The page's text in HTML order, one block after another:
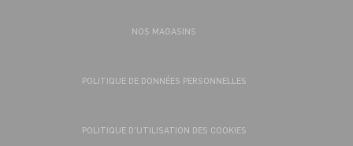
NOS MAGASINS
POLITIQUE DE DONNÉES PERSONNELLES
POLITIQUE D’UTILISATION DES COOKIES